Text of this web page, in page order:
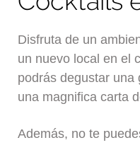
Disfruta de un
un nuevo local en el
podrás degustar una
una magnifica carta
Además, no te